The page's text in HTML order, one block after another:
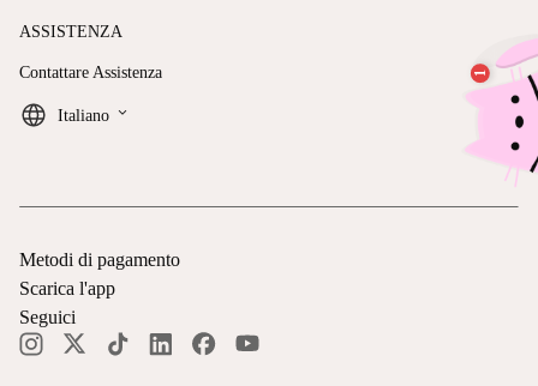
ASSISTENZA
Contattare Assistenza
Italiano keyboard_arrow_down
Metodi di pagamento
Scarica l'app
Seguici